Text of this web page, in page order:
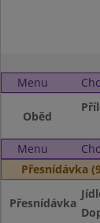
Menu
Oběd
Menu
Přesnídávka
Přesnídávka